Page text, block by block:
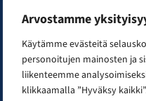
Arvostamme
Käytämme evästeitä
personoitujen mainosten ja
liikenteemme
klikkaamalla ”Hyväksy
Sähköpostiosoite*